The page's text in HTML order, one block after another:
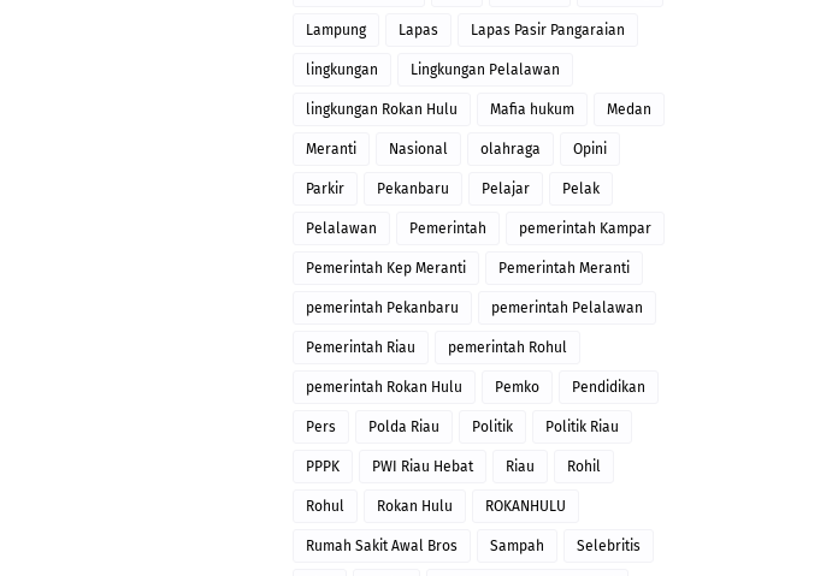
Lampung Lapas Lapas Pasir Pangaraian
lingkungan Lingkungan Pelalawan
lingkungan Rokan Hulu Mafia hukum Medan
Meranti Nasional olahraga Opini
Parkir Pekanbaru Pelajar Pelak
Pelalawan Pemerintah pemerintah Kampar
Pemerintah Kep Meranti Pemerintah Meranti
pemerintah Pekanbaru pemerintah Pelalawan
Pemerintah Riau pemerintah Rohul
pemerintah Rokan Hulu Pemko Pendidikan
Pers Polda Riau Politik Politik Riau
PPPK PWI Riau Hebat Riau Rohil
Rohul Rokan Hulu ROKANHULU
Rumah Sakit Awal Bros Sampah Selebritis